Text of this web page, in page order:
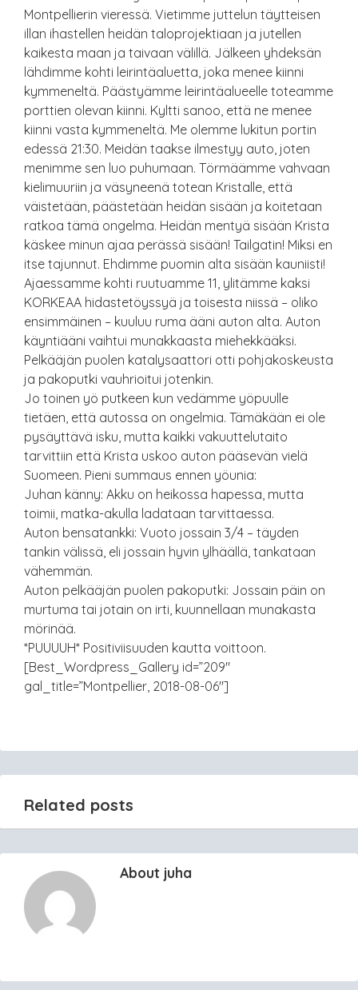
Montpellierin vieressä. Vietimme juttelun täytteisen
illan ihastellen heidän taloprojektiaan ja jutellen
kaikesta maan ja taivaan välillä. Jälkeen yhdeksän
lähdimme kohti leirintäaluetta, joka menee kiinni
kymmeneltä. Päästyämme leirintäalueelle toteamme
porttien olevan kiinni. Kyltti sanoo, että ne menee
kiinni vasta kymmeneltä. Me olemme lukitun portin
edessä 21:30. Meidän taakse ilmestyy auto, joten
menimme sen luo puhumaan. Törmäämme vahvaan
kielimuuriin ja väsyneenä totean Kristalle, että
väistetään, päästetään heidän sisään ja koitetaan
ratkoa tämä ongelma. Heidän mentyä sisään Krista
käskee minun ajaa perässä sisään! Tailgatin! Miksi en
itse tajunnut. Ehdimme puomin alta sisään kauniisti!
Ajaessamme kohti ruutuamme 11, ylitämme kaksi
KORKEAA hidastetöyssyä ja toisesta niissä – oliko
ensimmäinen – kuuluu ruma ääni auton alta. Auton
käyntiääni vaihtui munakkaasta miehekkääksi.
Pelkääjän puolen katalysaattori otti pohjakoskeusta
ja pakoputki vauhrioitui jotenkin.
Jo toinen yö putkeen kun vedämme yöpuulle
tietäen, että autossa on ongelmia. Tämäkään ei ole
pysäyttävä isku, mutta kaikki vakuuttelutaito
tarvittiin että Krista uskoo auton pääsevän vielä
Suomeen. Pieni summaus ennen yöunia:
Juhan känny: Akku on heikossa hapessa, mutta
toimii, matka-akulla ladataan tarvittaessa.
Auton bensatankki: Vuoto jossain 3/4 – täyden
tankin välissä, eli jossain hyvin ylhäällä, tankataan
vähemmän.
Auton pelkääjän puolen pakoputki: Jossain päin on
murtuma tai jotain on irti, kuunnellaan munakasta
mörinää.
*PUUUUH* Positiviisuuden kautta voittoon.
[Best_Wordpress_Gallery id=”209″
gal_title=”Montpellier, 2018-08-06″]
Related posts
About juha